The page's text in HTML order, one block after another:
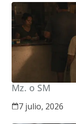
Mz. o SM
7 julio, 2026